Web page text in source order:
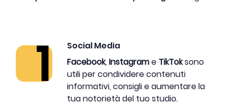
Social Media
Facebook,Instagrame TikToksono
utili per condividere contenuti
informativi, consigli e aumentare la
tua notorietà del tuo studio.